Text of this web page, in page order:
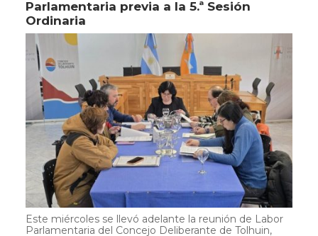
Parlamentaria previa a la 5.ª Sesión
Ordinaria
Este miércoles se llevó adelante la reunión de Labor
Parlamentaria del Concejo Deliberante de Tolhuin,